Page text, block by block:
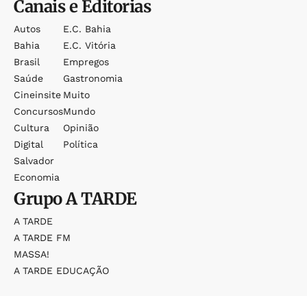
Canais e Editorias
Autos
Bahia
Brasil
Saúde
Cineinsite
Concursos
Cultura
Digital
Salvador
Economia
E.c. Bahia
E.c. Vitória
Empregos
Gastronomia
Muito
Mundo
Opinião
Política
GrupoA TARDE
A TARDE
A TARDE FM
MASSA!
A TARDE EDUCAÇÃO